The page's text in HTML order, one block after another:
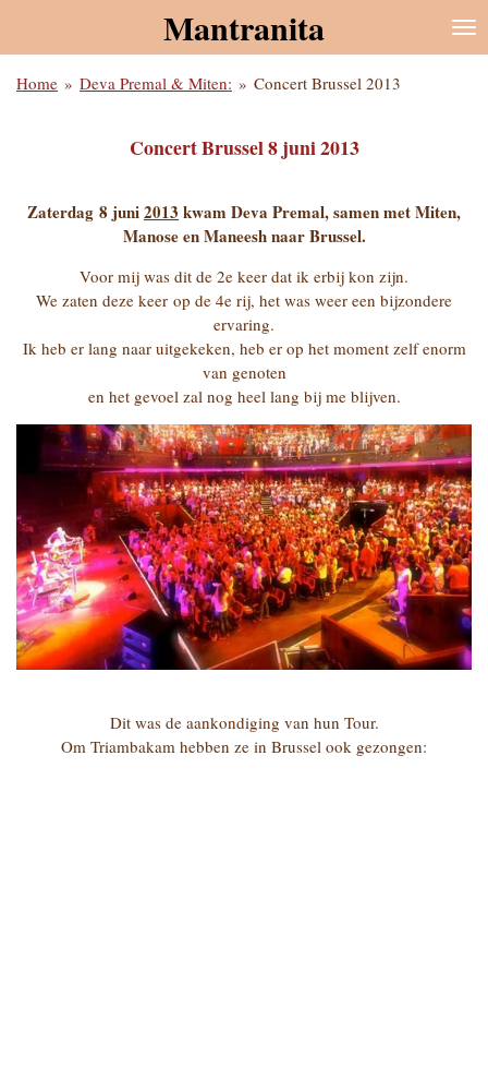
de
Mantranita
Home » Deva Premal & Miten: » Concert Brussel 2013
Concert Brussel 8 juni 2013
Zaterdag 8 juni2013 kwam Deva Premal, samen met Miten,
Manose en Maneesh naar Brussel.
Voor mij was dit de 2e keer dat ik erbij kon zijn.
We zaten deze keer op de 4e rij, het was weer een bijzondere
ervaring.
Ik heb er lang naar uitgekeken, heb er op het moment zelf enorm
van genoten
en het gevoel zal nog heel lang bij me blijven.
Dit was de aankondiging van hun Tour.
Om Triambakam hebben ze in Brussel ook gezongen: